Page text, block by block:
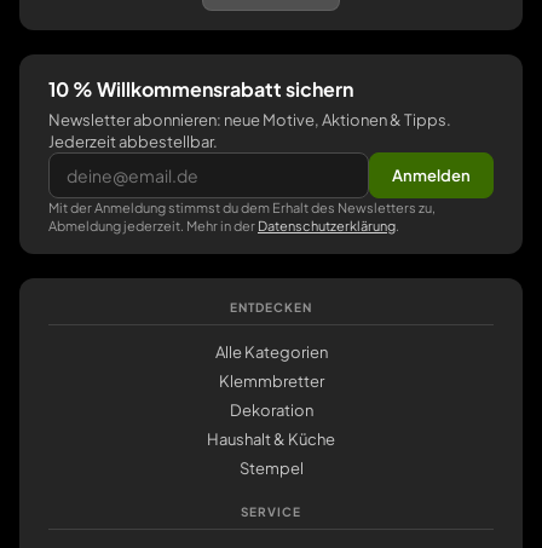
10 % Willkommensrabatt sichern
Newsletter abonnieren: neue Motive, Aktionen & Tipps.
Jederzeit abbestellbar.
Anmelden
Mit der Anmeldung stimmst du dem Erhalt des Newsletters zu,
Abmeldung jederzeit. Mehr in der Datenschutzerklärung
ENTDECKEN
Alle Kategorien
Klemmbretter
Dekoration
Haushalt & Küche
Stempel
SERVICE